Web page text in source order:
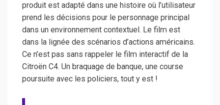
produit est adapté dans une histoire où l’utilisateur
prend les décisions pour le personnage principal
dans un environnement contextuel. Le film est
dans la lignée des scénarios d’actions américains.
Ce n’est pas sans rappeler le film interactif de la
Citroën C4. Un braquage de banque, une course
poursuite avec les policiers, tout y est !